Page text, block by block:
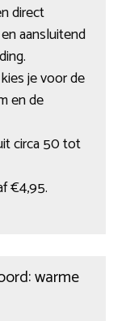
direct
aansluitend
je voor de
en de
circa 50 tot
€4,95.
warme